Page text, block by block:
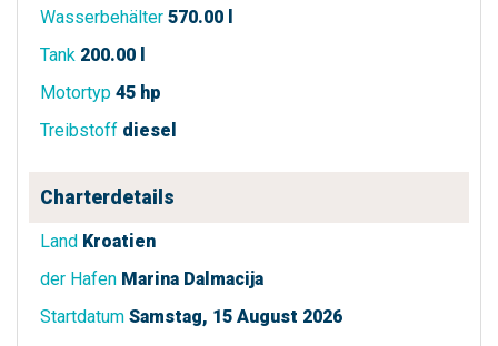
Wasserbehälter 570.00 l
Tank 200.00 l
Motortyp 45 hp
Treibstoff diesel
Charterdetails
Land Kroatien
der Hafen Marina Dalmacija
Startdatum Samstag, 15 August 2026